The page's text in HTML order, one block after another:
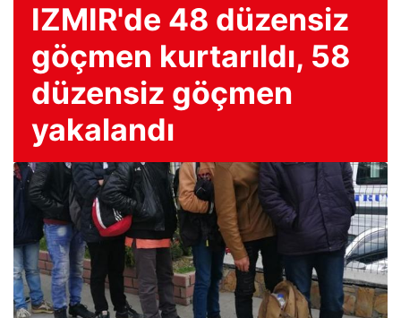
IZMIR'de 48 düzensiz
göçmen kurtarıldı, 58
düzensiz göçmen
yakalandı